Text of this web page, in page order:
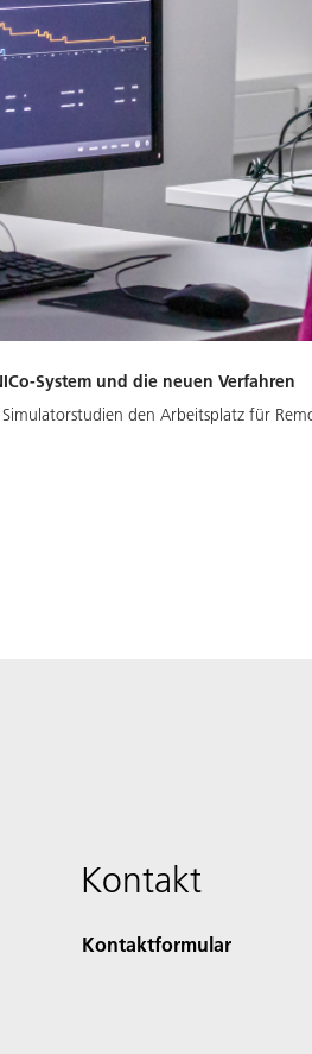
System und die neuen Verfahren
den Arbeitsplatz für
Kontakt
Kontaktformular